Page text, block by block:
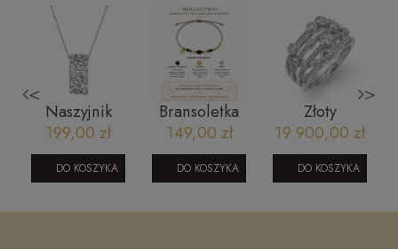
<
Naszyjnik
ślubny -
NW46546
199,00 zł
DO KOSZYKA
Bransoletka
na szczęście:
Bogactwo
czarny
turmalin,
cyrtyn, piryt
149,00 zł
DO KOSZYKA
Złoty
pierścionek z
brylantami
0,89 ct z
białego złota
KR161908Y
19 900,00 zł
DO KOSZYKA
>